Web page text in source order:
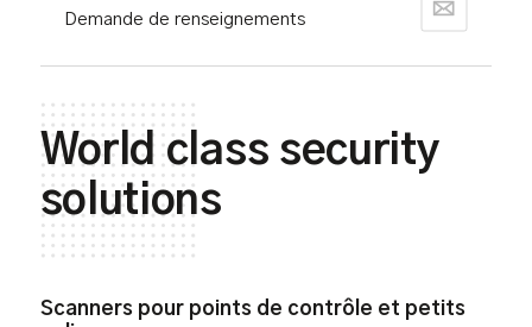
Demande de renseignements
World class security
solutions
Scanners pour points de contrôle et petits